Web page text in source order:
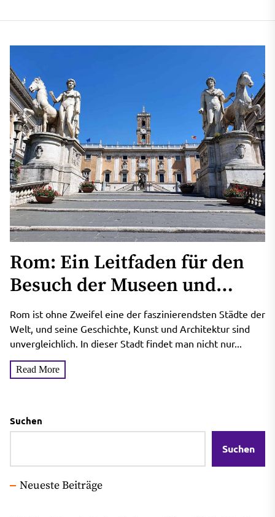
Rom: Ein Leitfaden für den
Besuch der Museen und
Kunstgalerien –
Unverzichtbare Kunst- und
Historien-Schätze
Rom ist ohne Zweifel eine der faszinierendsten Städte der
Welt, und seine Geschichte, Kunst und Architektur sind
unvergleichlich. In dieser Stadt findet man nicht nur...
Read More
Suchen
Suchen
Neueste Beiträge